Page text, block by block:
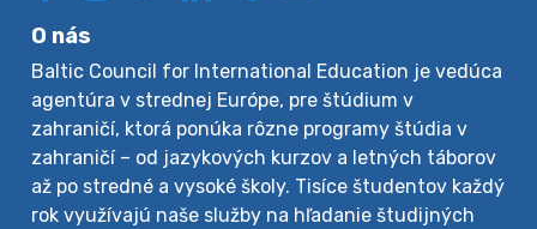
O nás
Baltic Council for International Education je vedúca
agentúra v strednej Európe, pre štúdium v
zahraničí, ktorá ponúka rôzne programy štúdia v
zahraničí – od jazykových kurzov a letných táborov
až po stredné a vysoké školy. Tisíce študentov každý
rok využívajú naše služby na hľadanie študijných